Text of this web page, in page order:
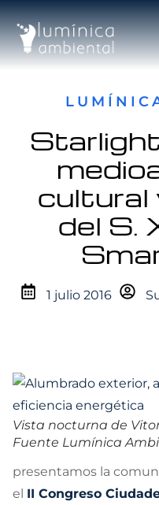
cultural
del S.
1 julio 2016
Vista nocturna de
Fuente Lumínica
presentamos la
el II Congreso